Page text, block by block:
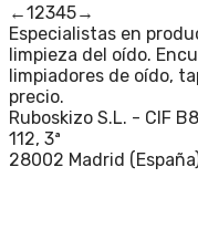
←12345→
Especialistas en
limpieza del oído.
limpiadores de oído,
precio.
Ruboskizo S.L. - CIF
112, 3ª
28002 Madrid